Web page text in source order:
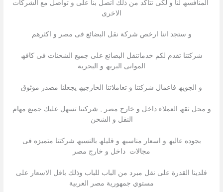
المنافسھ لنا و لكى تتأكد من ذلك اتصل بنا على و تواصل مع الشركات
الاخرى
و ستجد اننا ارخص شركة نقل البضائع فى مصر و اكثرھم
شركتنا تقدم لكم خدماتنقل البضائع على جمیع الشحنات فى كافھ
الموانى البریھ و البحریة
و الجویھ فاعمال شركتنا و تعاملاتنا الخارجیھ یجعلنا مصدر موثوق
و محل ثقھ العملاء داخل و خارج مصر , شركتنا تسھل علیك جمیع مھام
النقل و الشحن
بجوده عالیھ و اسعار مناسبھ و قلیلھ بالنسبھ شركتنا متمیزه فى
مجالات داخل و خارج مصر
فلدينا القدرة على نقل مبرد من الباب للباب وذلك باقل الاسعار على
مستوي جمهورية مصر العربية